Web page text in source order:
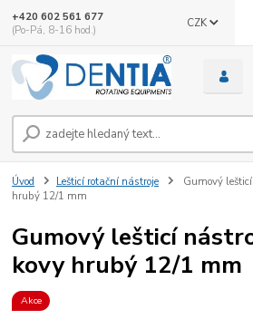
CZK
+420 602 561 677
(Po-Pá, 8-16 hod.)
Úvod Lešticí rotační nástroje
Gumový
hrubý 12/1 mm
Gumový lešticí
kovy hrubý 12/1 mm
Akce